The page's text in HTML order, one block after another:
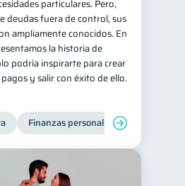
particulares. Pero,
deudas fuera de control, sus
ampliamente conocidos. En
la historia de
podría inspirarte para crear
y salir con éxito de ello.
Finanzas personales